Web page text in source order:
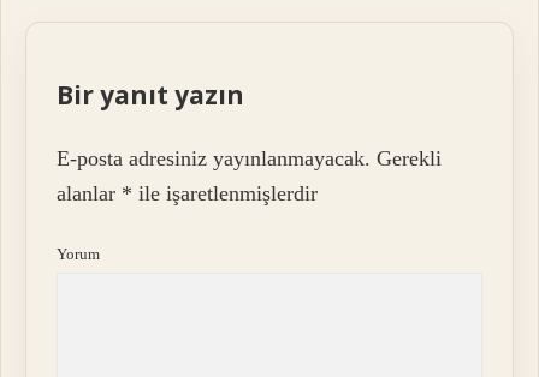
Bir yanıt yazın
E-posta adresiniz yayınlanmayacak. Gerekli
alanlar * ile işaretlenmişlerdir
Yorum